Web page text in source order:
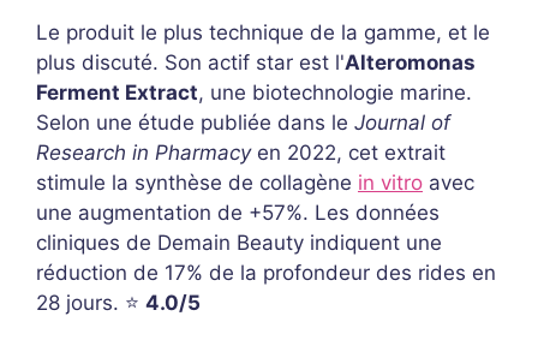
Le produit le plus technique de la gamme, et le
plus discuté. Son actif star est l'Alteromonas
Ferment Extract, une biotechnologie marine.
Selon une étude publiée dans le Journal of
Research in Pharmacyen 2022, cet extrait
stimule la synthèse de collagène in vitro avec
une augmentation de +57%. Les données
cliniques de Demain Beauty indiquent une
réduction de 17% de la profondeur des rides en
28 jours. ⭐ 4.0/5